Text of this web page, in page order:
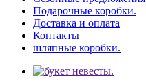
Подарочные коробки.
Доставка и оплата
Контакты
шляпные коробки.